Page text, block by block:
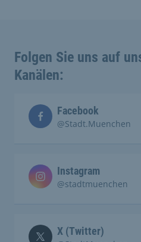
Folgen Sie uns auf
Kanälen:
Facebook
@Stadt.Muenchen
Instagram
@stadtmuenchen
X (Twitter)